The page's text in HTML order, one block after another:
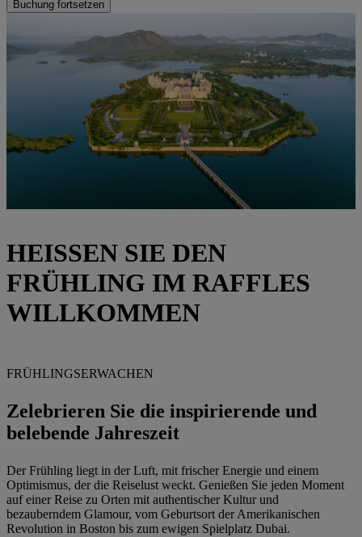
Buchung fortsetzen
HEISSEN SIE DEN
FRÜHLING IM RAFFLES
WILLKOMMEN
FRÜHLINGSERWACHEN
Zelebrieren Sie die inspirierende und
belebende Jahreszeit
Der Frühling liegt in der Luft, mit frischer Energie und einem
Optimismus, der die Reiselust weckt. Genießen Sie jeden Moment
auf einer Reise zu Orten mit authentischer Kultur und
bezauberndem Glamour, vom Geburtsort der Amerikanischen
Revolution in Boston bis zum ewigen Spielplatz Dubai.